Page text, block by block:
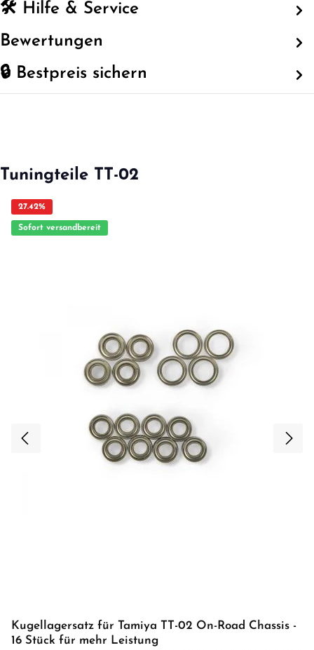
🛠️ Hilfe & Service
Bewertungen
🔒 Bestpreis sichern
Tuningteile TT-02
27.42%
Sofort versandbereit
Kugellagersatz für Tamiya TT-02 On-Road Chassis -
16 Stück für mehr Leistung